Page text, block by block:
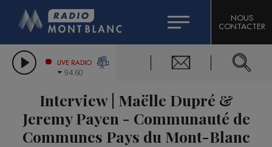
LES CHRONIQUES DE L'EXPERT
CITIZEN MACHINERY
GRAND MASSIF DOMAINES SKIABLES
BIGARD
COMPAGNIE DU MONT-BLANC
NOUS
CONTACTER
LIVE RADIO
94.60
Interview | Maëlle Dupré &
Jeremy Payen - Communauté de
Communes Pays du Mont-Blanc